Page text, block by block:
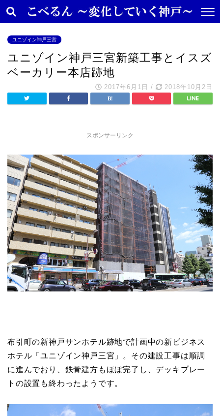
ユニゾイン神戸三宮
ユニゾイン神戸三宮新築工事とイスズ
ベーカリー本店跡地
2017年6月1日 / 2018年10月2日
スポンサーリンク
布引町の新神戸サンホテル跡地で計画中の新ビジネス
ホテル「ユニゾイン神戸三宮」。その建設工事は順調
に進んでおり、鉄骨建方もほぼ完了し、デッキプレー
トの設置も終わったようです。